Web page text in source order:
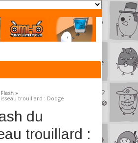
»
trouillard : Dodge
du
trouillard :